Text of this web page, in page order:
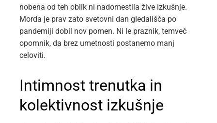
nobena od teh oblik ni nadomestila žive izkušnje.
Morda je prav zato svetovni dan gledališča po
pandemiji dobil nov pomen. Ni le praznik, temveč
opomnik, da brez umetnosti postanemo manj
celoviti.
Intimnost trenutka in
kolektivnost izkušnje